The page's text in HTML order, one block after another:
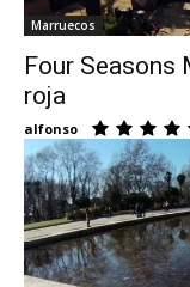
Marruecos
Four Seasons
roja
alfonso